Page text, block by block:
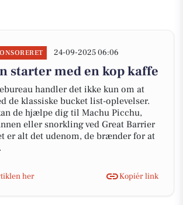
24-09-2025 06:06
starter med en kop kaffe
handler det ikke kun om at
de klassiske bucket list-oplevelser.
de hjælpe dig til Machu Picchu,
eller snorkling ved Great Barrier
er alt det udenom, de brænder for at
her Kopiér link